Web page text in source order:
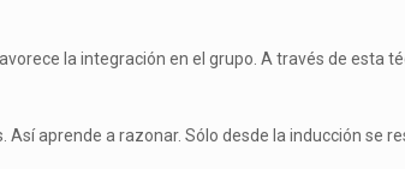
la integración en el grupo. A través de esta
aprende a razonar. Sólo desde la inducción se